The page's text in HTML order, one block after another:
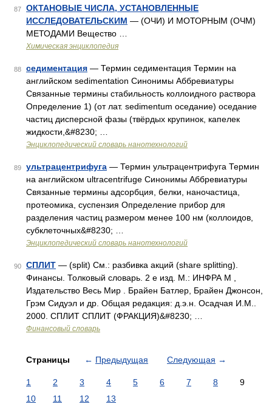
87
ОКТАНОВЫЕ ЧИСЛА, УСТАНОВЛЕННЫЕ
ИССЛЕДОВАТЕЛЬСКИМ — (ОЧИ) И МОТОРНЫМ (ОЧМ)
МЕТОДАМИ Вещество …
Химическая энциклопедия
88 седиментация — Термин седиментация Термин на
английском sedimentation Синонимы Аббревиатуры
Связанные термины стабильность коллоидного раствора
Определение 1) (от лат. sedimentum оседание) оседание
частиц дисперсной фазы (твёрдых крупинок, капелек
жидкости,&#8230; …
Энциклопедический словарь нанотехнологий
89 ультрацентрифуга — Термин ультрацентрифуга Термин
на английском ultracentrifuge Синонимы Аббревиатуры
Связанные термины адсорбция, белки, наночастица,
протеомика, суспензия Определение прибор для
разделения частиц размером менее 100 нм (коллоидов,
субклеточных&#8230; …
Энциклопедический словарь нанотехнологий
90 СПЛИТ — (split) См.: разбивка акций (share splitting).
Финансы. Толковый словарь. 2 е изд. М.: ИНФРА М ,
Издательство Весь Мир . Брайен Батлер, Брайен Джонсон,
Грэм Сидуэл и др. Общая редакция: д.э.н. Осадчая И.М..
2000. СПЛИТ СПЛИТ (ФРАКЦИЯ)&#8230; …
Финансовый словарь
Страницы ← Предыдущая Следующая →
1 2 3 4 5 6 7 8
9
10
11 12 13